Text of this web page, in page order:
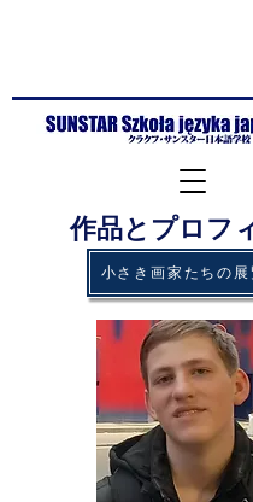
作品とプロフ
小さき画家たちの展